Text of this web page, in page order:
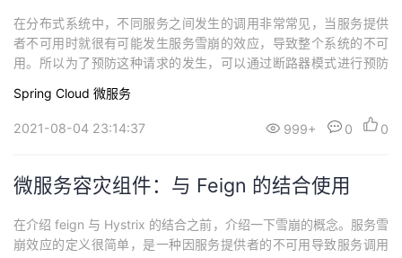
在分布式系统中，不同服务之间发生的调用非常常见，当服务提供
者不可用时就很有可能发生服务雪崩的效应，导致整个系统的不可
用。所以为了预防这种请求的发生，可以通过断路器模式进行预防
损害整条电路)。断路器模式背后的思想很简单，将远程函数调用包
装到一个断路器对象中，用于监控函数调用过程的失败。一旦该函
Spring Cloud 微服务
2021-08-04 23:14:37 999+ 0 0
微服务容灾组件：与 Feign 的结合使用
在介绍 feign 与 Hystrix 的结合之前，介绍一下雪崩的概念。服务雪
崩效应的定义很简单，是一种因服务提供者的不可用导致服务调用